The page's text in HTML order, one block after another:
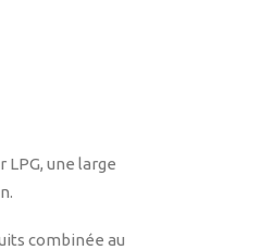
une large
combinée au